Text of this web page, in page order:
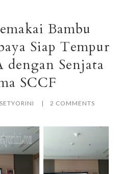
Bambu
Siap Tempur
Senjata
SCCF
2 COMMENTS